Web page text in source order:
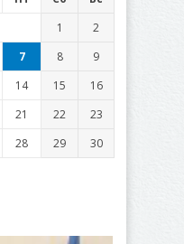
1
2
7 8
9
14 15
16
21 22
23
28 29
30